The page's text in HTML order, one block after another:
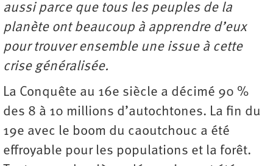
aussi parce que tous les peuples de la
planète ont beaucoup à apprendre d’eux
pour trouver ensemble une issue à cette
crise généralisée.
La Conquête au 16e siècle a décimé 90 %
des 8 à 10 millions d’autochtones. La fin du
19e avec le boom du caoutchouc a été
effroyable pour les populations et la forêt.